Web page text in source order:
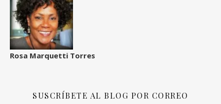
Rosa Marquetti Torres
SUSCRÍBETE AL BLOG POR CORREO